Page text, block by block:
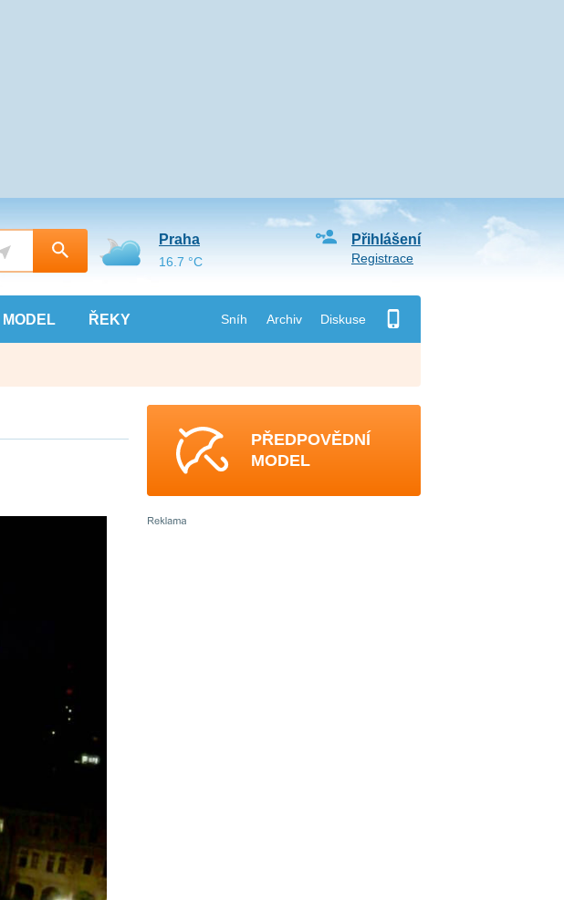
MODEL ŘEKY Sníh Archiv Diskuse
Přihlášení
Registrace
Praha
16.7 °C
PŘEDPOVĚDNÍ
MODEL